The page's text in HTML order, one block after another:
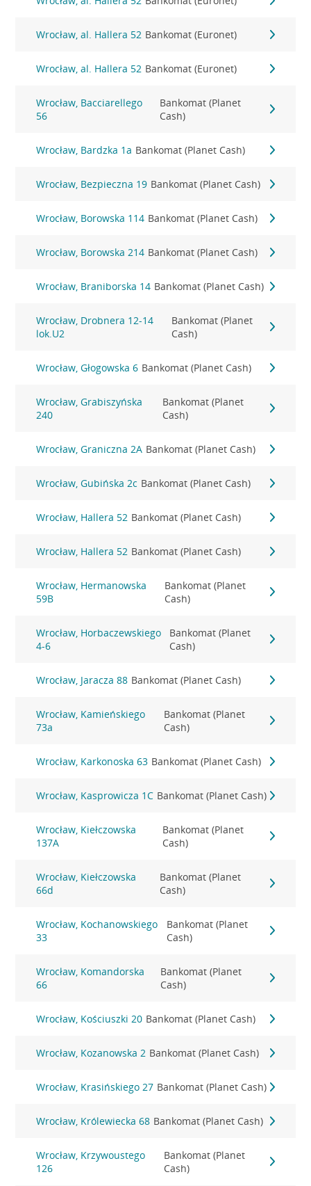
Wrocław, al. Hallera 52 Bankomat (Euronet)
Wrocław, al. Hallera 52 Bankomat (Euronet)
Wrocław, Bacciarellego
56
Bankomat (Planet
Cash)
Wrocław, Bardzka 1a Bankomat (Planet Cash)
Wrocław, Bezpieczna 19 Bankomat (Planet Cash)
Wrocław, Borowska 114 Bankomat (Planet Cash)
Wrocław, Borowska 214 Bankomat (Planet Cash)
Wrocław, Braniborska 14 Bankomat (Planet Cash)
Wrocław, Drobnera 12-14
lok.U2
Bankomat (Planet
Cash)
Wrocław, Głogowska 6 Bankomat (Planet Cash)
Wrocław, Grabiszyńska
240
Bankomat (Planet
Cash)
Wrocław, Graniczna 2A Bankomat (Planet Cash)
Wrocław, Gubińska 2c Bankomat (Planet Cash)
Wrocław, Hallera 52 Bankomat (Planet Cash)
Wrocław, Hallera 52 Bankomat (Planet Cash)
Wrocław, Hermanowska
59B
Bankomat (Planet
Cash)
Wrocław, Horbaczewskiego
4-6
Bankomat (Planet
Cash)
Wrocław, Jaracza 88 Bankomat (Planet Cash)
Wrocław, Kamieńskiego
73a
Bankomat (Planet
Cash)
Wrocław, Karkonoska 63 Bankomat (Planet Cash)
Wrocław, Kasprowicza 1C Bankomat (Planet Cash)
Wrocław, Kiełczowska
137A
Bankomat (Planet
Cash)
Wrocław, Kiełczowska
66d
Bankomat (Planet
Cash)
Wrocław, Kochanowskiego
33
Bankomat (Planet
Cash)
Wrocław, Komandorska
66
Bankomat (Planet
Cash)
Wrocław, Kościuszki 20 Bankomat (Planet Cash)
Wrocław, Kozanowska 2 Bankomat (Planet Cash)
Wrocław, Krasińskiego 27 Bankomat (Planet Cash)
Wrocław, Królewiecka 68 Bankomat (Planet Cash)
Wrocław, Krzywoustego
126
Bankomat (Planet
Cash)